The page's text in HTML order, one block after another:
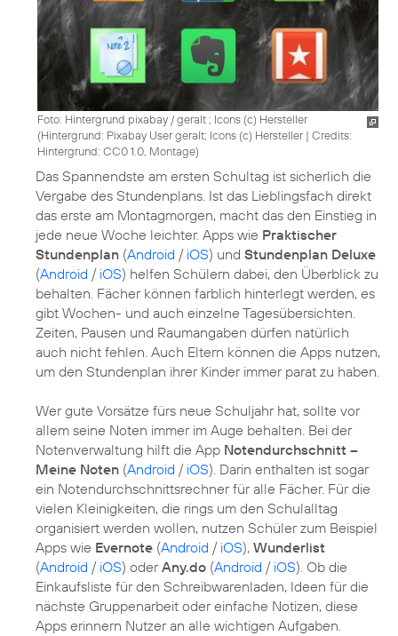
Foto: Hintergrund pixabay / geralt ; Icons (c) Hersteller
(Hintergrund: Pixabay User geralt; Icons (c) Hersteller| Credits:
Hintergrund: CC0 1.0, Montage)
Das Spannendste am ersten Schultag ist sicherlich die
Vergabe des Stundenplans. Ist das Lieblingsfach direkt
das erste am Montagmorgen, macht das den Einstieg in
jede neue Woche leichter. Apps wie Praktischer
Stundenplan (Android / iOS) und Stundenplan Deluxe
(Android / iOS) helfen Schülern dabei, den Überblick zu
behalten. Fächer können farblich hinterlegt werden, es
gibt Wochen- und auch einzelne Tagesübersichten.
Zeiten, Pausen und Raumangaben dürfen natürlich
auch nicht fehlen. Auch Eltern können die Apps nutzen,
um den Stundenplan ihrer Kinder immer parat zu haben.
Wer gute Vorsätze fürs neue Schuljahr hat, sollte vor
allem seine Noten immer im Auge behalten. Bei der
Notenverwaltung hilft die App Notendurchschnitt –
Meine Noten (Android / iOS). Darin enthalten ist sogar
ein Notendurchschnittsrechner für alle Fächer. Für die
vielen Kleinigkeiten, die rings um den Schulalltag
organisiert werden wollen, nutzen Schüler zum Beispiel
Apps wie Evernote (Android / iOS), Wunderlist
(Android / iOS) oderAny.do (Android / iOS). Ob die
Einkaufsliste für den Schreibwarenladen, Ideen für die
nächste Gruppenarbeit oder einfache Notizen, diese
Apps erinnern Nutzer an alle wichtigen Aufgaben.